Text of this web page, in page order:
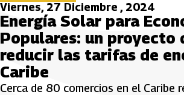
Viernes, 27 Diciembre , 2024
Energía Solar para
Populares: un proyecto
reducir las tarifas de
Caribe
Cerca de 80 comercios en el Caribe